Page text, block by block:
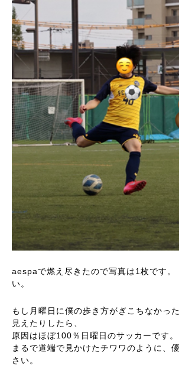
aespaで燃え尽きたので写真は1枚です
い。
もし月曜日に僕の歩き方がぎこちなかっ
見えたりしたら、
原因はほぼ100％日曜日のサッカーです。
まるで道端で見かけたチワワのように、
さい。